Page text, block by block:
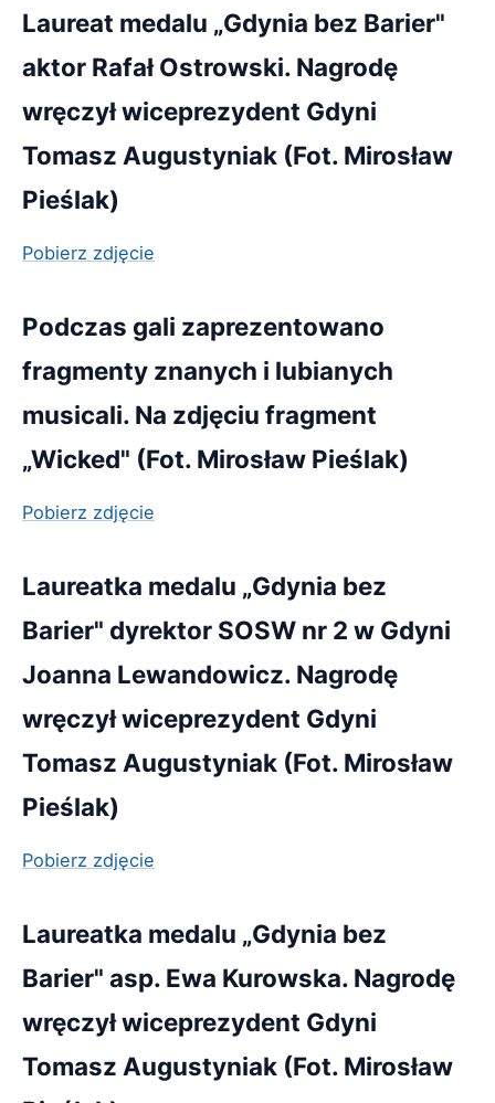
Laureat medalu „Gdynia bez Barier"
aktor Rafał Ostrowski. Nagrodę
wręczył wiceprezydent Gdyni
Tomasz Augustyniak (Fot. Mirosław
Pieślak)
Pobierz zdjęcie
Podczas gali zaprezentowano
fragmenty znanych i lubianych
musicali. Na zdjęciu fragment
„Wicked" (Fot. Mirosław Pieślak)
Pobierz zdjęcie
Laureatka medalu „Gdynia bez
Barier" dyrektor SOSW nr 2 w Gdyni
Joanna Lewandowicz. Nagrodę
wręczył wiceprezydent Gdyni
Tomasz Augustyniak (Fot. Mirosław
Pieślak)
Pobierz zdjęcie
Laureatka medalu „Gdynia bez
Barier" asp. Ewa Kurowska. Nagrodę
wręczył wiceprezydent Gdyni
Tomasz Augustyniak (Fot. Mirosław